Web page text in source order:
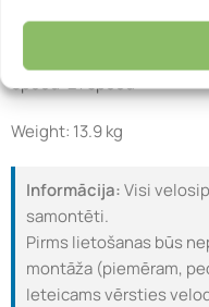
Seat post: Zoom C208,
Speed: 21 speed
Weight: 13.9 kg
Informācija:Visi
samontēti.
Pirms lietošanas būs
montāža (piemēram,
Ieteicams vērsties